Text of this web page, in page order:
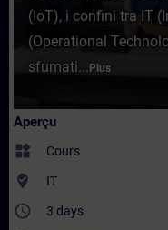
(IoT), i confini tra IT
(Operational
sfumati... Plus
Aperçu
widgets Cours
where_to_vote IT
access_time 3 days